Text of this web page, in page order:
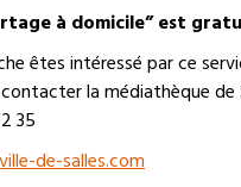
à domicile” est
êtes intéressé par ce
la médiathèque de
35
de-salles.com